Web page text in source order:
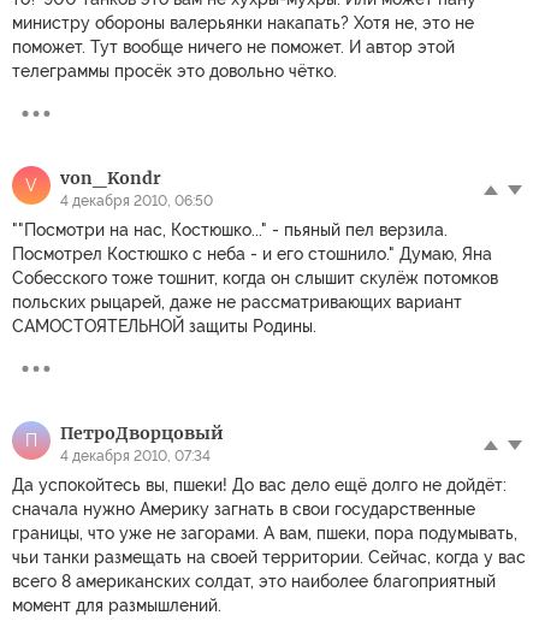
министру обороны валерьянки накапать? Хотя не, это не
поможет. Тут вообще ничего не поможет. И автор этой
телеграммы просёк это довольно чётко.
V von_Kondr
4 декабря 2010, 06:50
""Посмотри на нас, Костюшко..." - пьяный пел верзила.
Посмотрел Костюшко с неба - и его стошнило." Думаю, Яна
Собесского тоже тошнит, когда он слышит скулёж потомков
польских рыцарей, даже не рассматривающих вариант
САМОСТОЯТЕЛЬНОЙ защиты Родины.
П ПетроДворцовый
4 декабря 2010, 07:34
Да успокойтесь вы, пшеки! До вас дело ещё долго не дойдёт:
сначала нужно Америку загнать в свои государственные
границы, что уже не загорами. А вам, пшеки, пора подумывать,
чьи танки размещать на своей территории. Сейчас, когда у вас
всего 8 американских солдат, это наиболее благоприятный
момент для размышлений.